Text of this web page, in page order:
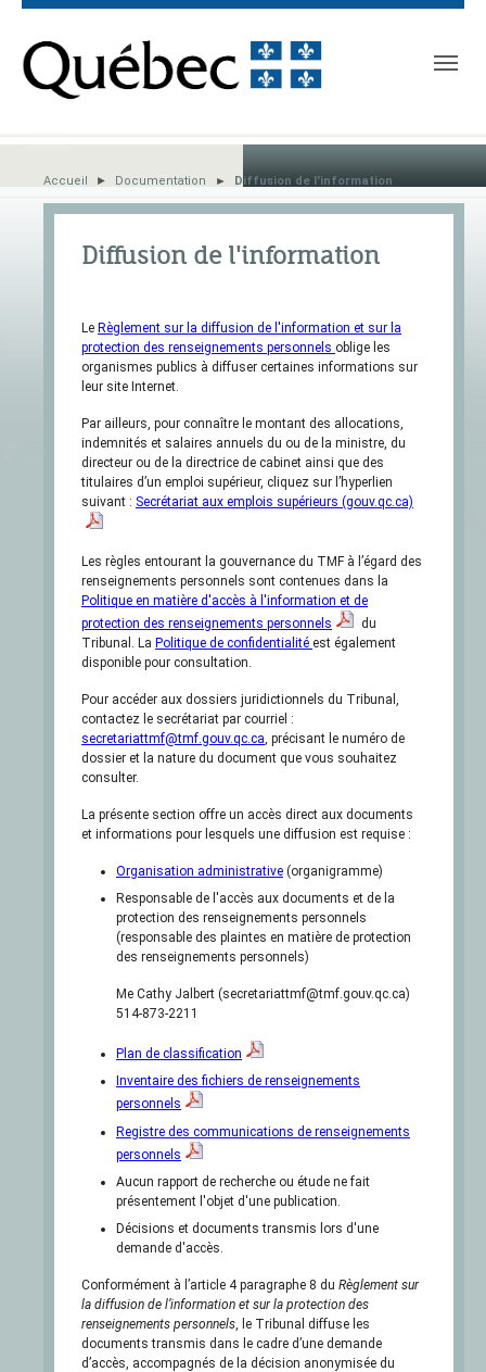
Skip to main content
Skip to page footer
Accueil Documentation Diffusion de l'information
Diffusion de l'information
Le Règlement sur la diffusion de l'information et sur la
protection des renseignements personnels oblige les
organismes publics à diffuser certaines informations sur
leur site Internet.
Par ailleurs, pour connaître le montant des allocations,
indemnités et salaires annuels du ou de la ministre, du
directeur ou de la directrice de cabinet ainsi que des
titulaires d’un emploi supérieur, cliquez sur l’hyperlien
suivant : Secrétariat aux emplois supérieurs (gouv.qc.ca)
Les règles entourant la gouvernance du TMF à l’égard des
renseignements personnels sont contenues dans la
Politique en matière d'accès à l'information et de
protection des renseignements personnels
du
Tribunal. La Politique de confidentialité est également
disponible pour consultation.
Pour accéder aux dossiers juridictionnels du Tribunal,
contactez le secrétariat par courriel :
secretariattmf@tmf.gouv.qc.ca, précisant le numéro de
dossier et la nature du document que vous souhaitez
consulter.
La présente section offre un accès direct aux documents
et informations pour lesquels une diffusion est requise :
Organisation administrative (organigramme)
Responsable de l'accès aux documents et de la
protection des renseignements personnels
(responsable des plaintes en matière de protection
des renseignements personnels)
Me Cathy Jalbert (secretariattmf@tmf.gouv.qc.ca)
514-873-2211
Plan de classification
Inventaire des fichiers de renseignements
personnels
Registre des communications de renseignements
personnels
Aucun rapport de recherche ou étude ne fait
présentement l'objet d'une publication.
Décisions et documents transmis lors d'une
demande d'accès.
Conformément à l’article 4 paragraphe 8 du Règlement sur
la diffusion de l’information et sur la protection des
renseignements personnels, le Tribunal diffuse les
documents transmis dans le cadre d’une demande
d’accès, accompagnés de la décision anonymisée du